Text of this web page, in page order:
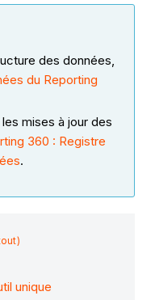
des données,
du Reporting
mises à jour des
360 : Registre
.
unique